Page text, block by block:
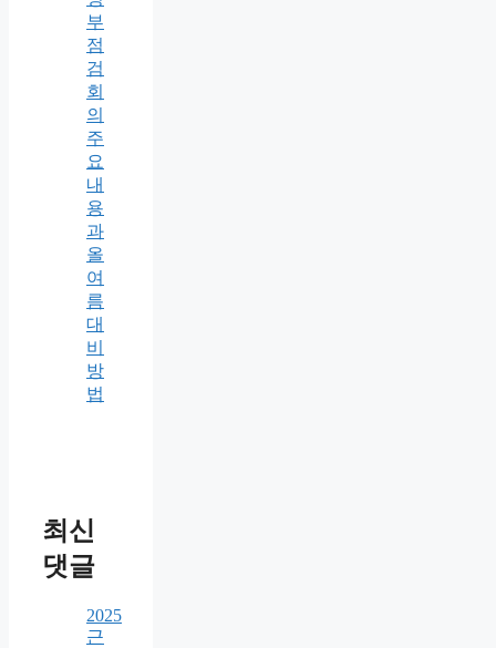
부
점
검
회
의
주
요
내
용
과
올
여
름
대
비
방
법
최신
댓글
2025
근